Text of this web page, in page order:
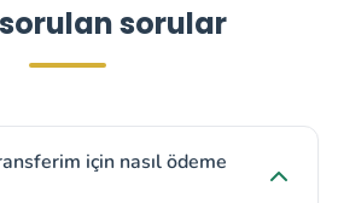
sorulan sorular
için nasıl ödeme